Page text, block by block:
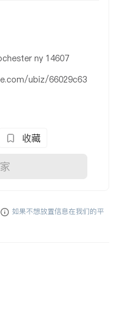
ny 14607
ubiz/66029c63
收藏
如果不想放置信息在我们的平